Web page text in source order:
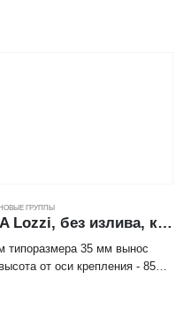
кронштейн для
ГРУППЫ
Смеситель д/душа DEVIDA Lozzi, без излива, картридж 35мм ---
комплект,
крепления лейки,